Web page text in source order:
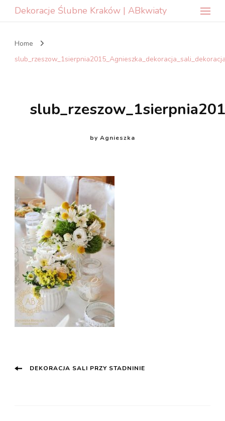
Dekoracje Ślubne Kraków | ABkwiaty
Home
by Agnieszka
Post
DEKORACJA SALI PRZY STADNINIE